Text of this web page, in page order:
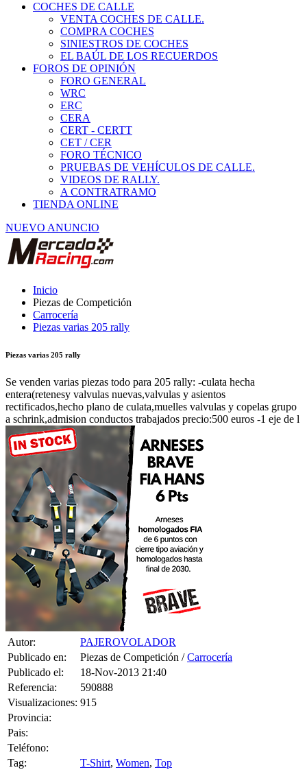
COCHES DE CALLE
VENTA COCHES DE CALLE.
COMPRA COCHES
SINIESTROS DE COCHES
EL BAÚL DE LOS RECUERDOS
FOROS DE OPINIÓN
FORO GENERAL
WRC
ERC
CERA
CERT - CERTT
CET / CER
FORO TÉCNICO
PRUEBAS DE VEHÍCULOS DE CALLE.
VIDEOS DE RALLY.
A CONTRATRAMO
TIENDA ONLINE
NUEVO ANUNCIO
Inicio
Piezas de Competición
Carrocería
Piezas varias 205 rally
Piezas varias 205 rally
Se venden varias piezas todo para 205 rally: -culata hecha
entera(retenesy valvulas nuevas,valvulas y asientos
rectificados,hecho plano de culata,muelles valvulas y copelas grupo
a schrink,admision conductos trabajados precio:500 euros -1 eje de l
Autor:
PAJEROVOLADOR
Publicado en:
Piezas de Competición /Carrocería
Publicado el:
18-Nov-2013 21:40
Referencia:
590888
Visualizaciones: 915
Provincia:
Pais:
Teléfono:
Tag:
T-Shirt, Women, Top